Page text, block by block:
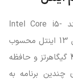
قلب تپنده این لپ تاپ، پردازنده قدرتمند Intel Core i5-
13420H است که از سری پردازنده‌های نسل 13 اینتل محسوب
می‌شود. این پردازنده با فرکانس کاری تا 4.7 گیگاهرتز و حافظه
چندین برنامه به